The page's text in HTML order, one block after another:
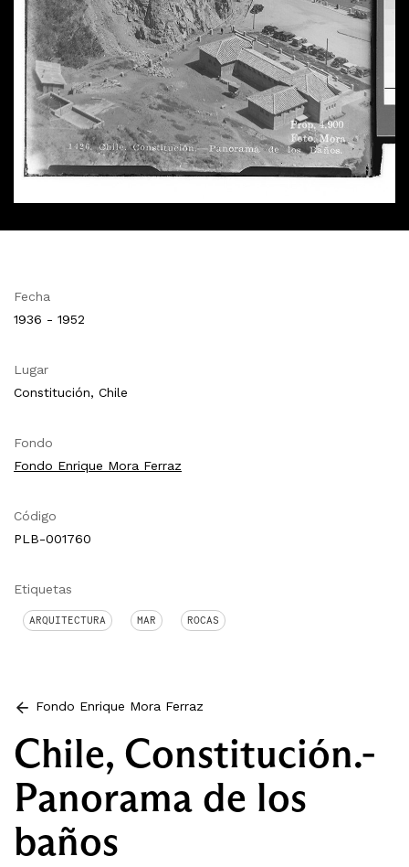
Fecha
1936 - 1952
Lugar
Constitución, Chile
Fondo
Fondo Enrique Mora Ferraz
Código
PLB-001760
Etiquetas
ARQUITECTURA MAR ROCAS
Fondo Enrique Mora Ferraz
Chile, Constitución.-
Panorama de los
baños